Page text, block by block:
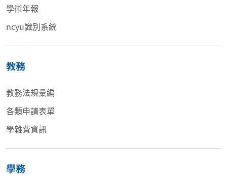
學術年報
ncyu識別系統
教務
教務法規彙編
各類申請表單
學雜費資訊
學務